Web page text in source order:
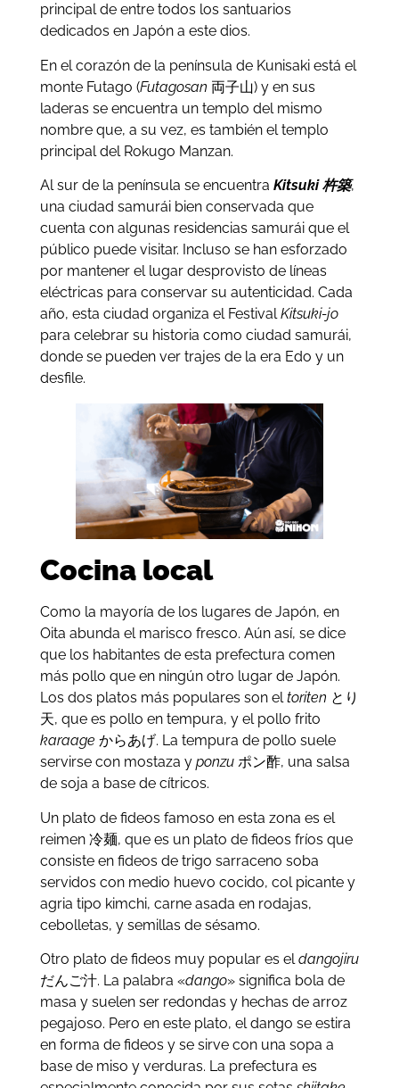
principal de entre todos los santuarios
dedicados en Japón a este dios.
En el corazón de la península de Kunisaki está el
monte Futago (Futagosan 両子山) y en sus
laderas se encuentra un templo del mismo
nombre que, a su vez, es también el templo
principal del Rokugo Manzan.
Al sur de la península se encuentra Kitsuki 杵築,
una ciudad samurái bien conservada que
cuenta con algunas residencias samurái que el
público puede visitar. Incluso se han esforzado
por mantener el lugar desprovisto de líneas
eléctricas para conservar su autenticidad. Cada
año, esta ciudad organiza el FestivalKitsuki-jo
para celebrar su historia como ciudad samurái,
donde se pueden ver trajes de la era Edo y un
desfile.
Cocina local
Como la mayoría de los lugares de Japón, en
Oita abunda el marisco fresco. Aún así, se dice
que los habitantes de esta prefectura comen
más pollo que en ningún otro lugar de Japón.
Los dos platos más populares son eltoriten とり
天, que es pollo en tempura, y el pollo frito
karaage からあげ. La tempura de pollo suele
servirse con mostaza y ponzuポン酢, una salsa
de soja a base de cítricos.
Un plato de fideos famoso en esta zona es el
reimen 冷麺, que es un plato de fideos fríos que
consiste en fideos de trigo sarraceno soba
servidos con medio huevo cocido, col picante y
agria tipo kimchi, carne asada en rodajas,
cebolletas, y semillas de sésamo.
Otro plato de fideos muy popular es eldangojiru
だんご汁. La palabra «dango» significa bola de
masa y suelen ser redondas y hechas de arroz
pegajoso. Pero en este plato, el dango se estira
en forma de fideos y se sirve con una sopa a
base de miso y verduras. La prefectura es